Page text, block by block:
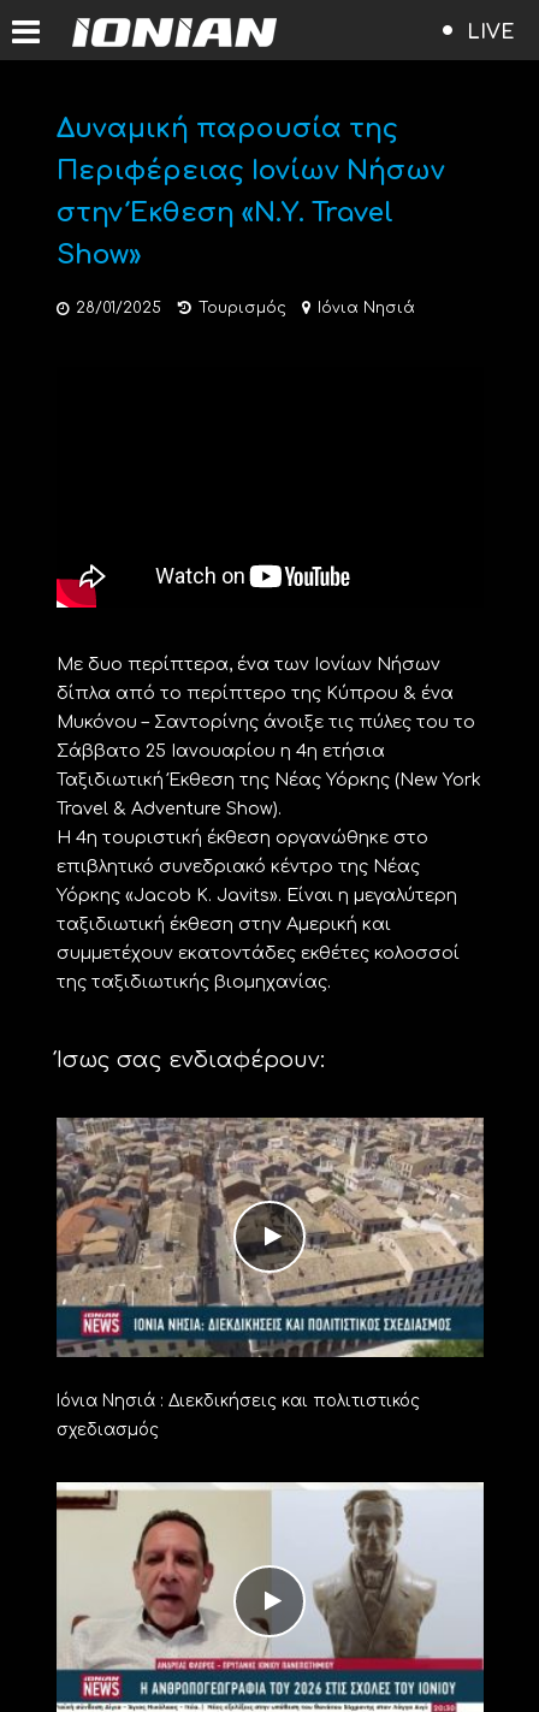
LIVE
Δυναμική παρουσία της
Περιφέρειας Ιονίων Νήσων
στην Έκθεση «Ν.Υ. Travel
Show»
28/01/2025 Τουρισμός Ιόνια Νησιά
Με δυο περίπτερα, ένα των Ιονίων Nήσων
δίπλα από το περίπτερο της Κύπρου & ένα
Μυκόνου – Σαντορίνης άνοιξε τις πύλες του το
Σάββατο 25 Ιανουαρίου η 4η ετήσια
Ταξιδιωτική Έκθεση της Νέας Υόρκης (New York
Travel & Adventure Show).
Η 4η τουριστική έκθεση οργανώθηκε στο
επιβλητικό συνεδριακό κέντρο της Νέας
Υόρκης «Jacob K. Javits». Είναι η μεγαλύτερη
ταξιδιωτική έκθεση στην Αμερική και
συμμετέχουν εκατοντάδες εκθέτες κολοσσοί
της ταξιδιωτικής βιομηχανίας.
Ίσως σας ενδιαφέρουν:
Ιόνια Νησιά : Διεκδικήσεις και πολιτιστικός
σχεδιασμός